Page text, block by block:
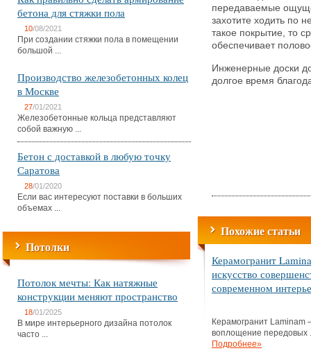
бетона для стяжки пола
10/08/2021
При создании стяжки пола в помещении
большой ...
Производство железобетонных колец
в Москве
27/01/2021
Железобетонные кольца представляют
собой важную ...
Бетон с доставкой в любую точку
Саратова
28/01/2020
Если вас интересуют поставки в больших
объемах ...
Потолки
Потолок мечты: Как натяжные
конструкции меняют пространство
18/01/2025
В мире интерьерного дизайна потолок
часто ...
передаваемые
захотите ходить по
такое покрытие, то
обеспечивает
Инженерные доски
долгое время
Похожие статьи
Керамогранит
искусство
современном
Керамогранит Laminam
воплощение передовых
Подробнее»